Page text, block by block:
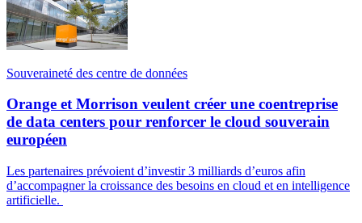
Souveraineté des centre de données
Orange et Morrison veulent créer une coentreprise
de data centers pour renforcer le cloud souverain
européen
Les partenaires prévoient d’investir 3 milliards d’euros afin
d’accompagner la croissance des besoins en cloud et en intelligence
artificielle.